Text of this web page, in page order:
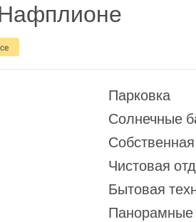
Парковка
Солнечные
Чистовая
Бытовая
Панорамные